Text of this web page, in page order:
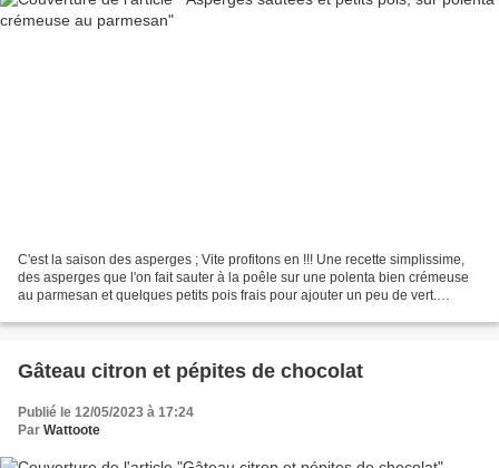
C'est la saison des asperges ; Vite profitons en !!! Une recette simplissime,
des asperges que l'on fait sauter à la poêle sur une polenta bien crémeuse
au parmesan et quelques petits pois frais pour ajouter un peu de vert.
Gâteau citron et pépites de chocolat
Publié le 12/05/2023 à 17:24
Par Wattoote